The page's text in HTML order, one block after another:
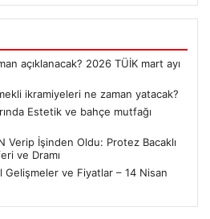
açıklanacak? 2026 TÜİK mart ayı
ikramiyeleri ne zaman yatacak?
Estetik ve bahçe mutfağı
Verip İşinden Oldu: Protez Bacaklı
ve Dramı
Gelişmeler ve Fiyatlar – 14 Nisan